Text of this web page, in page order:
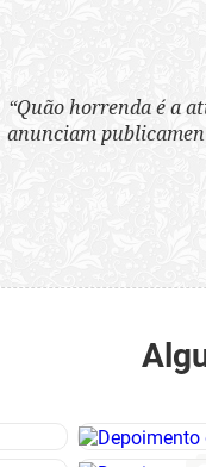
“Quão horrenda é a
anunciam